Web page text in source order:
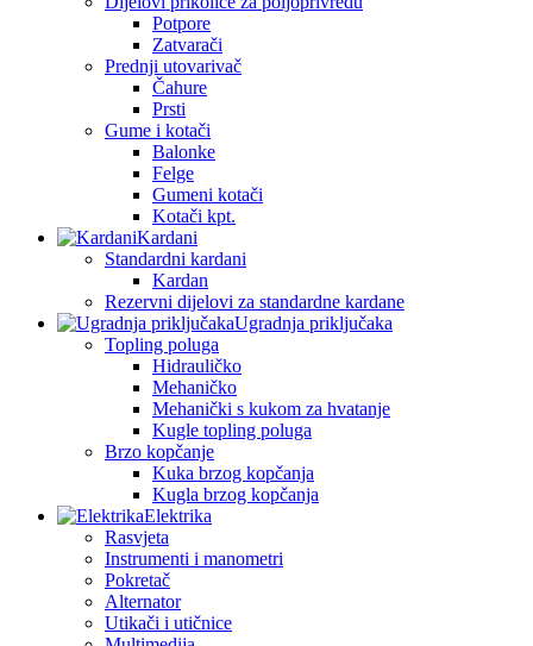
Potpore
Zatvarači
Prednji utovarivač
Čahure
Prsti
Gume i kotači
Balonke
Felge
Gumeni kotači
Kotači kpt.
Kardani
Standardni kardani
Kardan
Rezervni dijelovi za standardne kardane
Ugradnja priključaka
Topling poluga
Hidrauličko
Mehaničko
Mehanički s kukom za hvatanje
Kugle topling poluga
Brzo kopčanje
Kuka brzog kopčanja
Kugla brzog kopčanja
Elektrika
Rasvjeta
Instrumenti i manometri
Pokretač
Alternator
Utikači i utičnice